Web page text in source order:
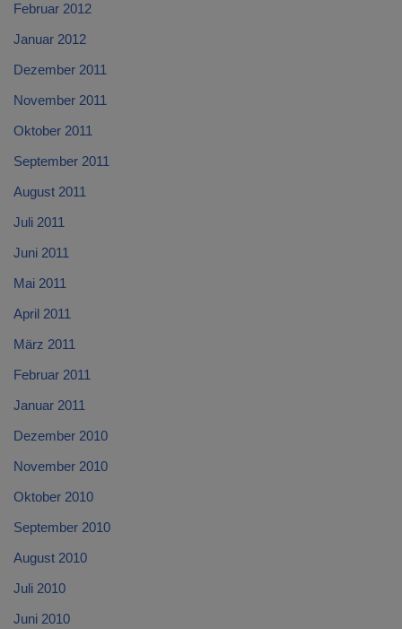
Februar 2012
Januar 2012
Dezember 2011
November 2011
Oktober 2011
September 2011
August 2011
Juli 2011
Juni 2011
Mai 2011
April 2011
März 2011
Februar 2011
Januar 2011
Dezember 2010
November 2010
Oktober 2010
September 2010
August 2010
Juli 2010
Juni 2010